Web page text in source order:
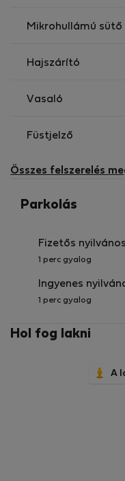
lógáshoz: friss
Mikrohullámú sütő
Hajszárító
Vasaló
Füstjelző
Összes felszerelés
Parkolás
Fizetős
1 perc gyalog
Ingyenes
1 perc gyalog
Hol fog lakni
A